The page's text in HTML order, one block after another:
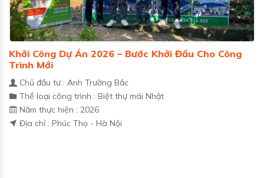
Khởi Công Dự Án 2026 – Bước Khởi Đầu Cho Công
Trình Mới
Chủ đầu tư : Anh Trường Bắc
Thể loại công trình : Biệt thự mái Nhật
Năm thực hiện : 2026
Địa chỉ : Phúc Thọ - Hà Nội